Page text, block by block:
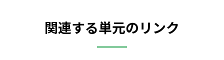
関連する単元のリンク